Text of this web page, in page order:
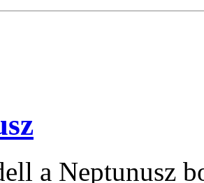
a Neptunusz